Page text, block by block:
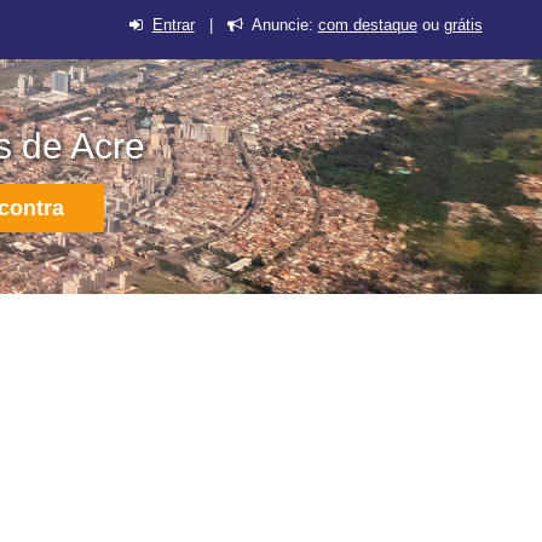
Entrar| Anuncie: com destaqueou grátis
de Acre